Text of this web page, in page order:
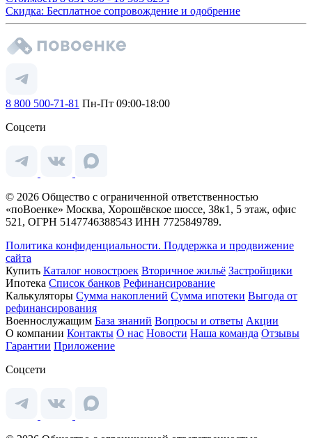
Скидка: Бесплатное сопровождение и одобрение
8 800 500-71-81 Пн-Пт 09:00-18:00
Соцсети
© 2026 Общество с ограниченной ответственностью
«поВоенке» Москва, Хорошёвское шоссе, 38к1, 5 этаж, офис
521, ОГРН 5147746388543 ИНН 7725849789.
Политика конфиденциальности. Поддержка и продвижение
сайта
Купить Каталог новостроек Вторичное жильё Застройщики
Ипотека Список банков Рефинансирование
Калькуляторы Сумма накоплений Сумма ипотеки Выгода от
рефинансирования
Военнослужащим База знаний Вопросы и ответы Акции
О компании Контакты О нас Новости Наша команда Отзывы
Гарантии Приложение
Соцсети